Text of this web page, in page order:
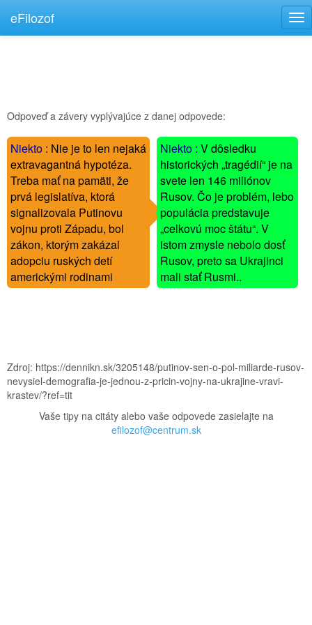
eFilozof
Odpoveď a závery vyplývajúce z danej odpovede:
Niekto : Nie je to len nejaká
extravagantná hypotéza.
Treba mať na pamäti, že
prvá legislatíva, ktorá
signalizovala Putinovu
vojnu proti Západu, bol
zákon, ktorým zakázal
adopciu ruských detí
americkými rodinami
-
-
Niekto : V dôsledku
historických „tragédií“ je na
svete len 146 miliónov
Rusov. Čo je problém, lebo
populácia predstavuje
„celkovú moc štátu“. V
istom zmysle nebolo dosť
Rusov, preto sa Ukrajinci
mali stať Rusmi..
Zdroj: https://dennikn.sk/3205148/putinov-sen-o-pol-miliarde-rusov-
nevysiel-demografia-je-jednou-z-pricin-vojny-na-ukrajine-vravi-
krastev/?ref=tit
Vaše tipy na citáty alebo vaše odpovede zasielajte na
efilozof@centrum.sk